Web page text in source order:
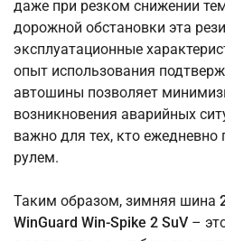
даже при резком снижении
дорожной обстановки эта
эксплуатационные
опыт использования
автошины позволяет
возникновения аварийных
важно для тех, кто ежедневно
рулем.
Таким образом, зимняя шина
WinGuard Win-Spike 2 SuV –